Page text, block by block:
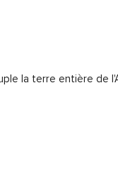
la terre entière de